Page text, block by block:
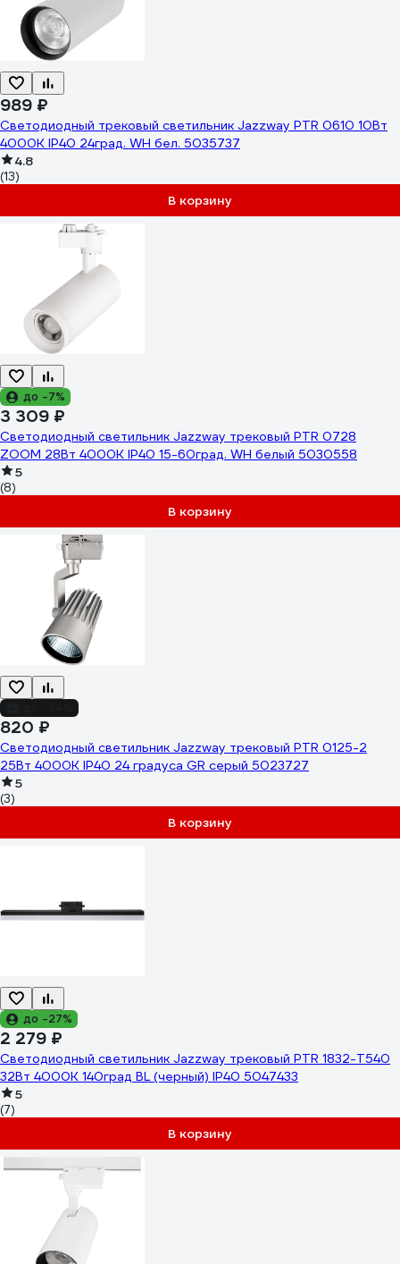
989 ₽
Светодиодный трековый светильник Jazzway PTR 0610 10Вт
4000К IP40 24град. WH бел. 5035737
4.8
(13)
В корзину
до -7%
3 309 ₽
Светодиодный светильник Jazzway трековый PTR 0728
ZOOM 28Вт 4000К IP40 15-60град. WH белый 5030558
5
(8)
В корзину
820 ₽
Светодиодный светильник Jazzway трековый PTR 0125-2
25Вт 4000К IP40 24 градуса GR серый 5023727
5
(3)
В корзину
до -27%
2 279 ₽
Светодиодный светильник Jazzway трековый PTR 1832-T540
32Вт 4000K 140град BL (черный) IP40 5047433
5
(7)
В корзину